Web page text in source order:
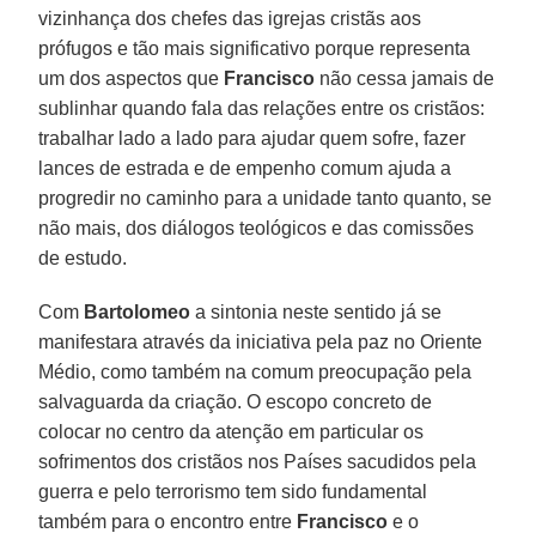
vizinhança dos chefes das igrejas cristãs aos
prófugos e tão mais significativo porque representa
um dos aspectos que Francisco não cessa jamais de
sublinhar quando fala das relações entre os cristãos:
trabalhar lado a lado para ajudar quem sofre, fazer
lances de estrada e de empenho comum ajuda a
progredir no caminho para a unidade tanto quanto, se
não mais, dos diálogos teológicos e das comissões
de estudo.
Com Bartolomeo a sintonia neste sentido já se
manifestara através da iniciativa pela paz no Oriente
Médio, como também na comum preocupação pela
salvaguarda da criação. O escopo concreto de
colocar no centro da atenção em particular os
sofrimentos dos cristãos nos Países sacudidos pela
guerra e pelo terrorismo tem sido fundamental
também para o encontro entre Francisco e o